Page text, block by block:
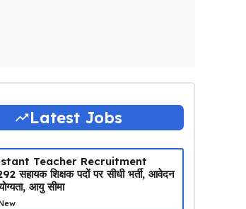
Latest Jobs
Teacher Recruitment
सहायक शिक्षक पदों पर सीधी भर्ती, आवेदन
आयु सीमा